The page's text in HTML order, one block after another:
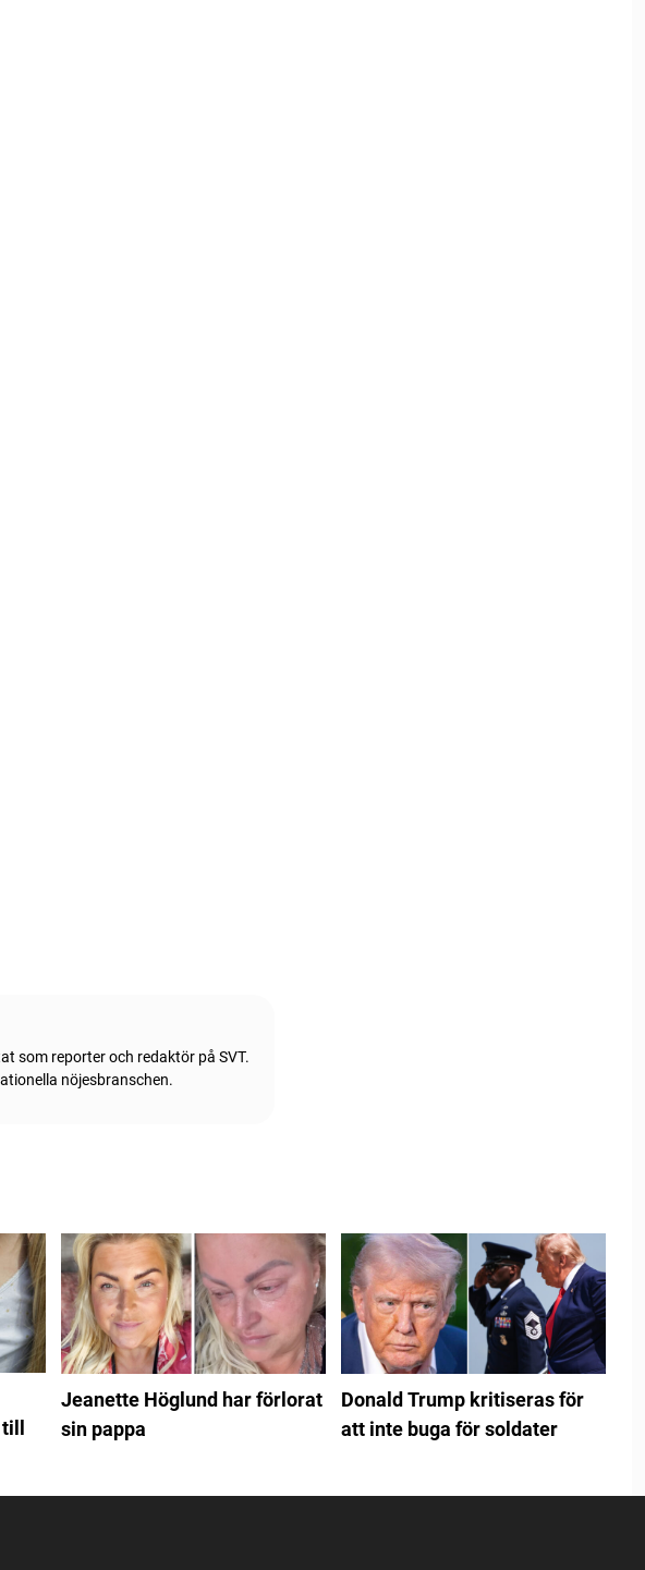
som reporter och redaktör på SVT.
nöjesbranschen.
Jeanette Höglund har förlorat
sin pappa
Donald Trump kritiseras för
att inte buga för soldater